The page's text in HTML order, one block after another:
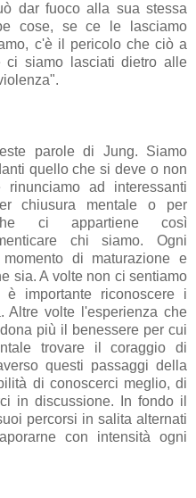
dar fuoco alla sua stessa
cose, se ce le lasciamo
c'è il pericolo che ciò a
ci siamo lasciati dietro alle
parole di Jung. Siamo
quello che si deve o non
ad interessanti
chiusura mentale o per
ci appartiene così
chi siamo. Ogni
di maturazione e
sia. A volte non ci sentiamo
è importante riconoscere i
Altre volte l'esperienza che
più il benessere per cui
trovare il coraggio di
questi passaggi della
di conoscerci meglio, di
in discussione. In fondo il
percorsi in salita alternati
con intensità ogni